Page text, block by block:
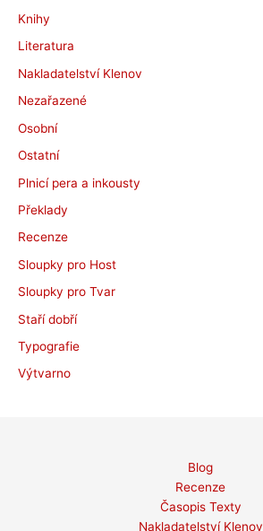
Knihy
Literatura
Nakladatelství Klenov
Nezařazené
Osobní
Ostatní
Plnicí pera a inkousty
Překlady
Recenze
Sloupky pro Host
Sloupky pro Tvar
Staří dobří
Typografie
Výtvarno
Blog
Recenze
Časopis Texty
Nakladatelství Klenov